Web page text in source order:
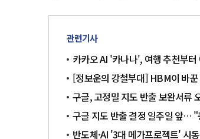
관련기사
카카오 AI '카나나', 여행 추천부
[정보운의 강철부대] HBM이 바
구글, 고정밀 지도 반출 보완서류
구글 지도 반출 결정 일주일 앞…
반도체·AI '3대 메가프로젝트' 시